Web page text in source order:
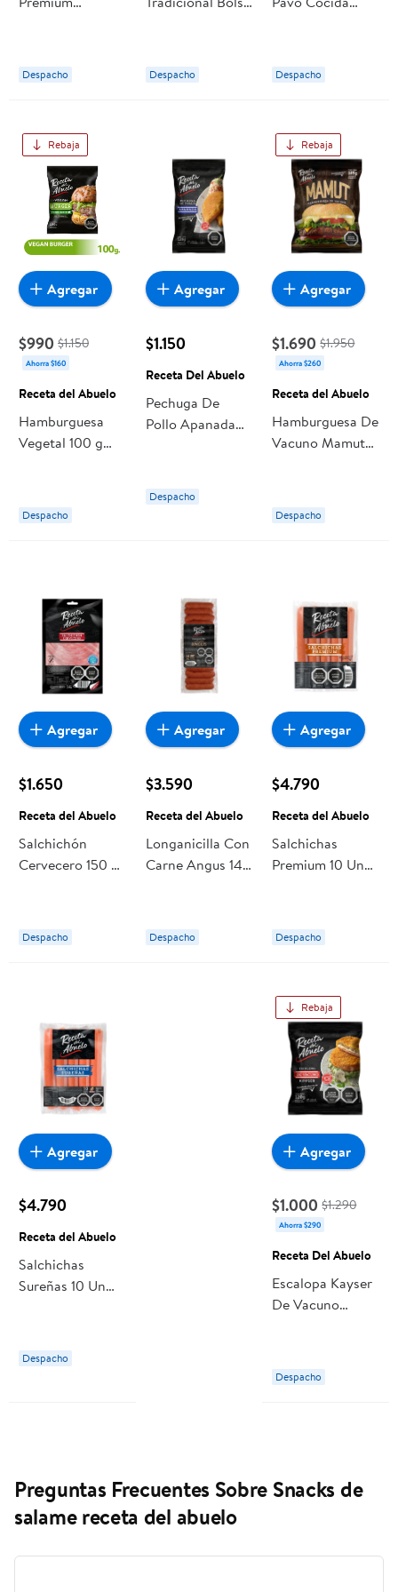
Abuelo
Despacho
Abuelo
Despacho
Abuelo
Despacho
Rebaja
$990 $1.150
Ahorra $160
Receta del Abuelo
Hamburguesa
Vegetal 100 g
Despacho
Agregar
$1.150
Receta Del Abuelo
Pechuga De
Pollo Apanada
Despacho
Agregar
Rebaja
$1.690 $1.950
Ahorra $260
Receta del Abuelo
Hamburguesa De
Vacuno Mamut
Despacho
Agregar
$1.650
Receta del Abuelo
Salchichón
Cervecero 150 gr
Despacho
Agregar
$3.590
Receta del Abuelo
Longanicilla Con
Carne Angus 14
Despacho
Agregar
$4.790
Receta del Abuelo
Salchichas
Premium 10 Un
Abuelo
Despacho
Agregar
$4.790
Receta del Abuelo
Salchichas
Sureñas 10 Un
Despacho
Agregar
Rebaja
$1.000 $1.290
Ahorra $290
Receta Del Abuelo
Escalopa Kayser
De Vacuno
Abuelo
Despacho
Agregar
Preguntas Frecuentes Sobre Snacks de
salame receta del abuelo